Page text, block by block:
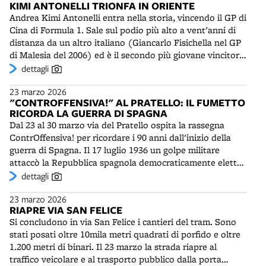
suoi lavori è nelle raccolte Depositonero, per Mano
Edizioni. In campo grafico, alcuni suoi progetti di
immagine coordinata sono stati selezionati per il
prestigioso premio Compasso d'Oro dell'ADI nel 2000.
Dal 1995 cura per la Stamperia d'Arte Squadro di Bologna
la collana "Edizioni Grafiche". E' stato docente a corsi
universitari di fumetto e grafica a Gorizia e Roma. Vive
attualmente ad Amburgo (Germania), dove insegna
disegno all’Università delle Arti Applicate.
Vengono subito avviate indagini per individuare i
responsabili del furto sacrilego. Il cardinale Arcivescovo
Zuppi, accorso al Santuario il giorno seguente, durante la
celebrazione della Messa fa un appello per la restituzione
dei gioielli rubati. Si spera, afferma, "che le persone che
hanno portato via i preziosi capiscano e li riportino
indietro" e "che loro si siano fermati guardando
l’immagine e che quell’immagine la portino negli occhi".
KIMI ANTONELLI TRIONFA IN ORIENTE
Andrea Kimi Antonelli entra nella storia, vincendo il GP di
Cina di Formula 1. Sale sul podio più alto a vent'anni di
distanza da un altro italiano (Giancarlo Fisichella nel GP
di Malesia del 2006) ed è il secondo più giovane vincitore
di sempre dopo Max Verstappen. Dopo aver conquistato
comando, ma è stato superato dalle Ferrari di Hamilton e
Leclerc. Nel corso della gara è riuscito a tornare in testa
e ha tagliato il traguardo riuscendo a tenere a distanza il
compagno di squadra della Mercedes Russell. Due
settimane dopo Antonelli trionferà anche nel Gran
Premio del Giappone, davanti a Piastri e a Leclerc,
divenendo temporaneamente leader del mondiale. Per
trovare un italiano vincitore di due gran premi
consecutivi occorre risalire di 74 anni (Ascari nel 1952).
dettagli
23 marzo 2026
"CONTROFFENSIVA!" AL PRATELLO: IL FUMETTO
RICORDA LA GUERRA DI SPAGNA
Dal 23 al 30 marzo via del Pratello ospita la rassegna
ContrOffensiva! per ricordare i 90 anni dall'inizio della
guerra di Spagna. Il 17 luglio 1936 un golpe militare
attaccò la Repubblica spagnola democraticamente eletta.
Accorsero a difenderla volontari da tutto il mondo, di
internazionali. La guerra di Spagna durò fino al 1939.
Costituì una premessa della seconda guerra mondiale e il
primo momento di resistenza al nazifascismo in Europa.
Via del Pratello è per alcuni giorni una galleria a cielo
aperto, con l'esposizione dei fumetti - riprodotti in
striscioni e manifesti - di quattro autori italiani, che
dettagli
23 marzo 2026
RIAPRE VIA SAN FELICE
Si concludono in via San Felice i cantieri del tram. Sono
stati posati oltre 10mila metri quadrati di porfido e oltre
1.200 metri di binari. Il 23 marzo la strada riapre al
traffico veicolare e al trasporto pubblico dalla porta